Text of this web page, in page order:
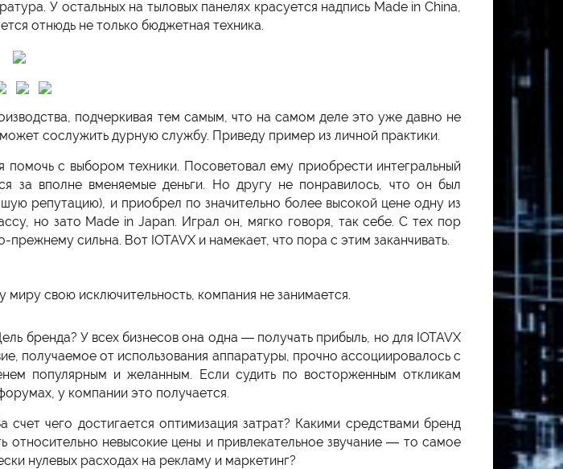
У остальных на тыловых панелях красуется надпись Made in China,
отнюдь не только бюджетная техника.
подчеркивая тем самым, что на самом деле это уже давно не
сослужить дурную службу. Приведу пример из личной практики.
с выбором техники. Посоветовал ему приобрести интегральный
за вполне вменяемые деньги. Но другу не понравилось, что он был
репутацию), и приобрел по значительно более высокой цене одну из
но зато Made in Japan. Играл он, мягко говоря, так себе. С тех пор
сильна. Вот IOTAVX и намекает, что пора с этим заканчивать.
свою исключительность, компания не занимается.
бренда? У всех бизнесов она одна — получать прибыль, но для IOTAVX
получаемое от использования аппаратуры, прочно ассоциировалось с
популярным и желанным. Если судить по восторженным откликам
у компании это получается.
счет чего достигается оптимизация затрат? Какими средствами бренд
относительно невысокие цены и привлекательное звучание — то самое
нулевых расходах на рекламу и маркетинг?